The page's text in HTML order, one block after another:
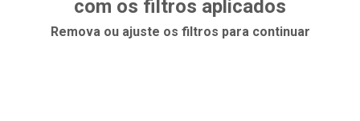
com os filtros aplicados
Remova ou ajuste os filtros para continuar